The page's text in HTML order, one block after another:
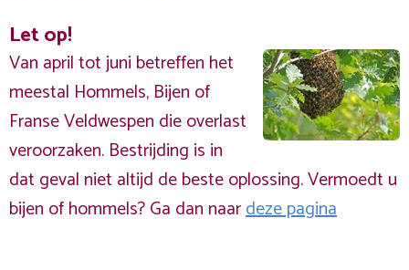
Let op!
Van april tot juni betreffen het
meestal Hommels, Bijen of
Franse Veldwespen die overlast
veroorzaken. Bestrijding is in
dat geval niet altijd de beste oplossing. Vermoedt u
bijen of hommels? Ga dan naardeze pagina